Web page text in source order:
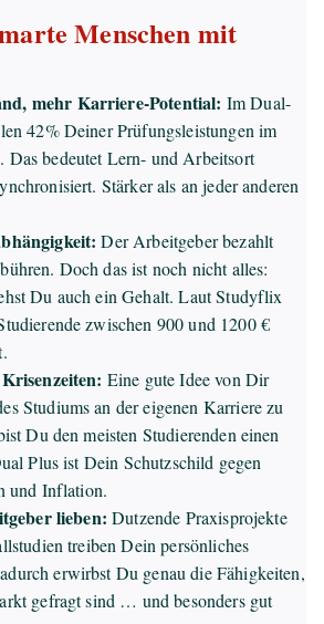
Menschen mit
mehr Karriere-Potential: Im Dual-
42% Deiner Prüfungsleistungen im
Das bedeutet Lern- und Arbeitsort
Stärker als an jeder anderen
Der Arbeitgeber bezahlt
Doch das ist noch nicht alles:
Du auch ein Gehalt. Laut Studyflix
zwischen 900 und 1200 €
Eine gute Idee von Dir
Studiums an der eigenen Karriere zu
Du den meisten Studierenden einen
Plus ist Dein Schutzschild gegen
und Inflation.
lieben: Dutzende Praxisprojekte
treiben Dein persönliches
erwirbst Du genau die Fähigkeiten,
gefragt sind … und besonders gut